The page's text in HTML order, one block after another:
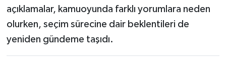
açıklamalar, kamuoyunda farklı yorumlara neden
olurken, seçim sürecine dair beklentileri de
yeniden gündeme taşıdı.